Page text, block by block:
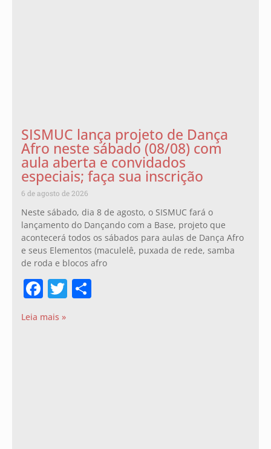
SISMUC lança projeto de Dança
Afro neste sábado (08/08) com
aula aberta e convidados
especiais; faça sua inscrição
6 de agosto de 2026
Neste sábado, dia 8 de agosto, o SISMUC fará o
lançamento do Dançando com a Base, projeto que
acontecerá todos os sábados para aulas de Dança Afro
e seus Elementos (maculelê, puxada de rede, samba
de roda e blocos afro
Facebook
Twitter
Leia mais »